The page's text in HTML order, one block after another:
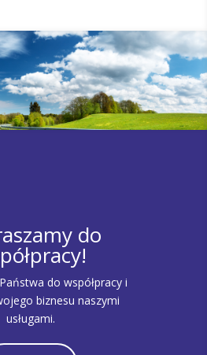
do
do współpracy i
biznesu naszymi
usługami.